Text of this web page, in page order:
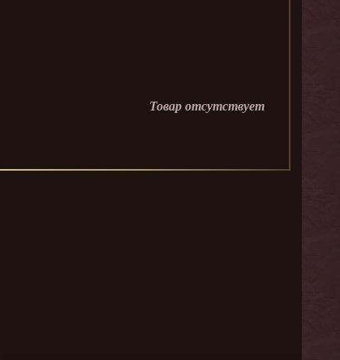
Товар отсутствует